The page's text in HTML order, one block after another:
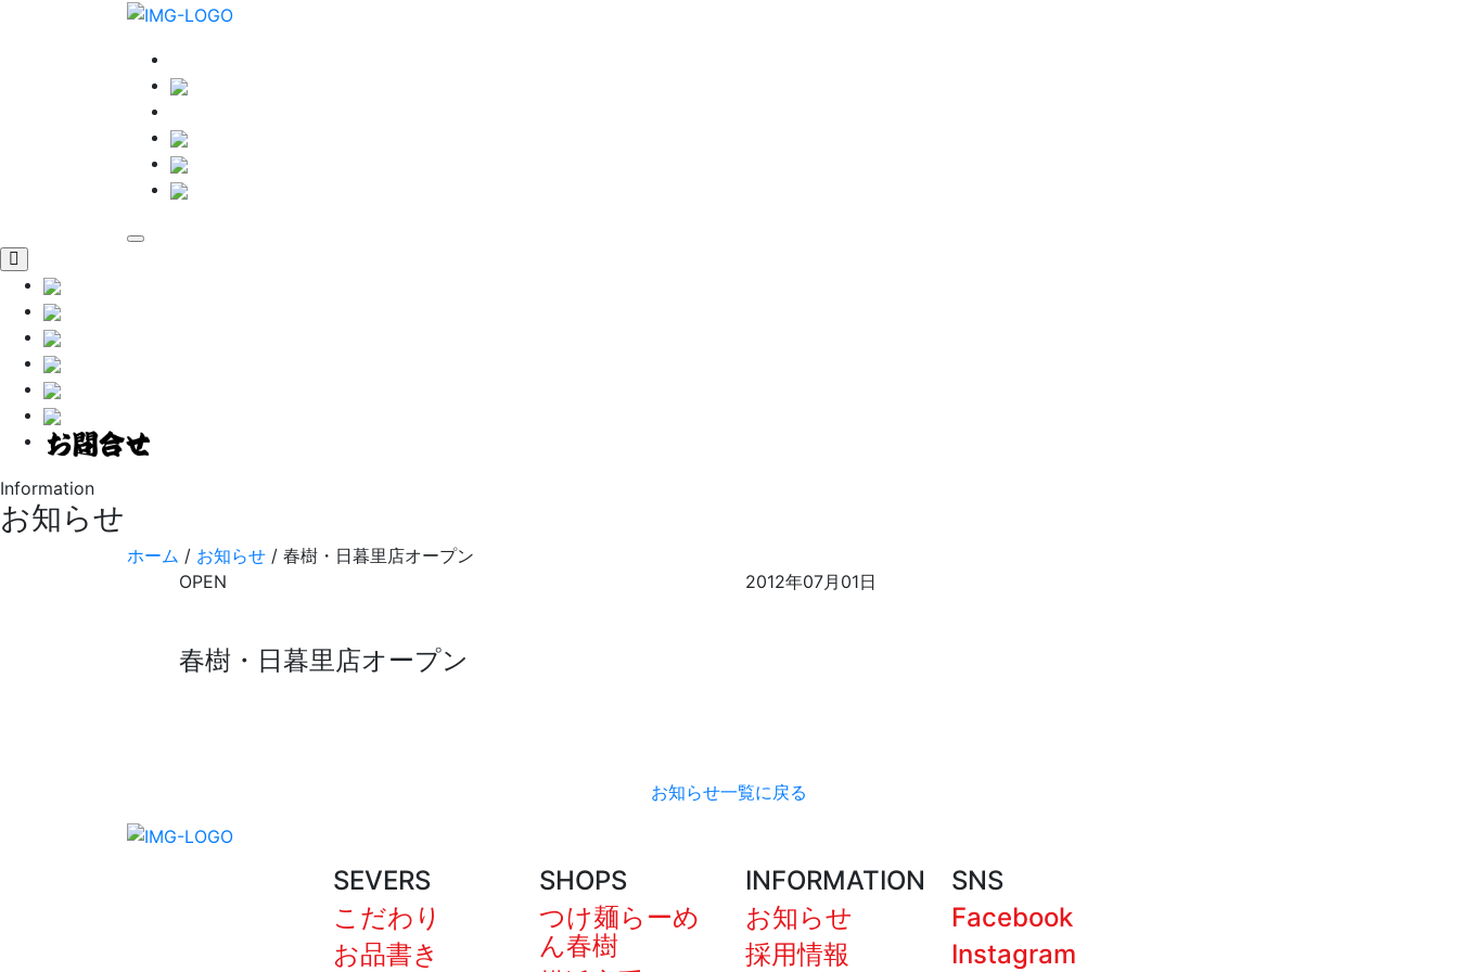
Information
お知らせ
ホーム / お知らせ / 春樹・日暮里店オープン
OPEN
2012年07月01日
春樹・日暮里店オープン
お知らせ一覧に戻る
SEVERS
こだわり
お品書き
SHOPS
つけ麺らーめ
ん春樹
INFORMATION
お知らせ
採用情報
SNS
Facebook
Instagram